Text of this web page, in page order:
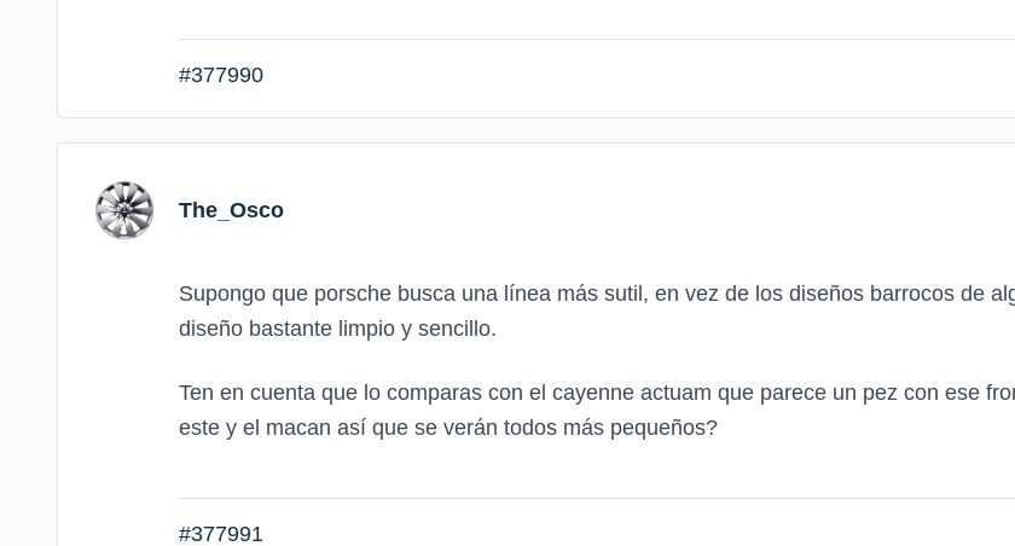
#377990
The_Osco
Supongo que porsche busca una línea más sutil, en vez de los diseños barrocos de
diseño bastante limpio y sencillo.
Ten en cuenta que lo comparas con el cayenne actuam que parece un pez con ese
este y el macan así que se verán todos más pequeños?
#377991